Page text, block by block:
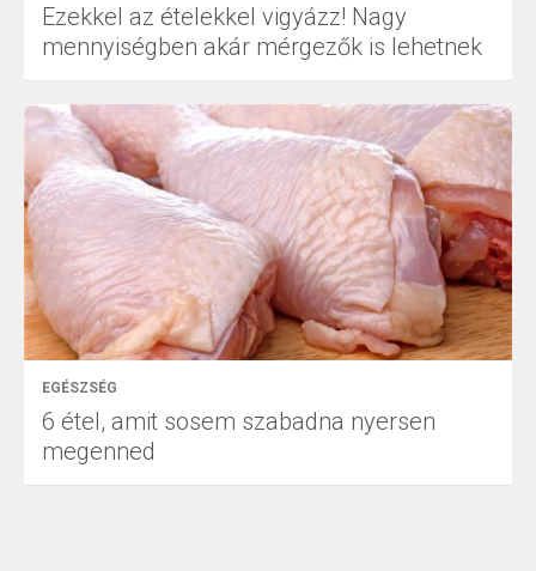
Ezekkel az ételekkel vigyázz! Nagy
mennyiségben akár mérgezők is lehetnek
EGÉSZSÉG
6 étel, amit sosem szabadna nyersen
megenned